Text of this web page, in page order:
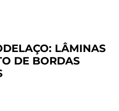
LÂMINAS
DE BORDAS